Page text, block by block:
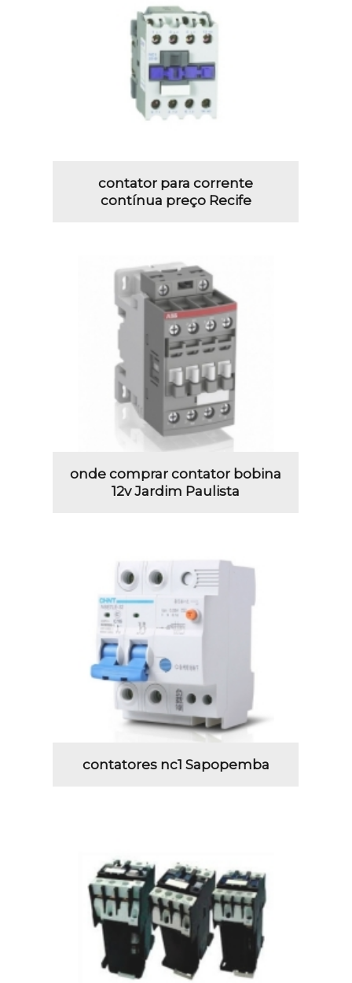
contator para corrente
contínua preço Recife
onde comprar contator bobina
12v Jardim Paulista
contatores nc1 Sapopemba